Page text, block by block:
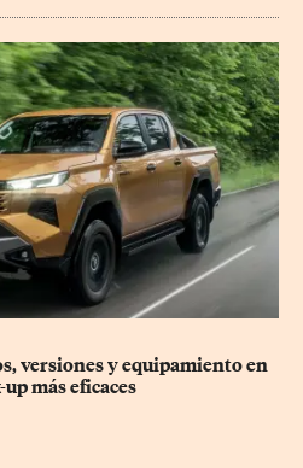
versiones y equipamiento en
más eficaces